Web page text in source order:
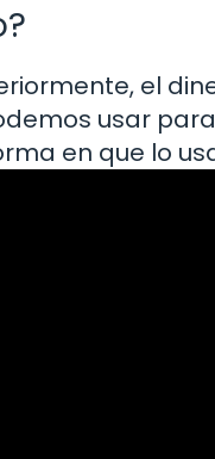
el
usar
en que lo